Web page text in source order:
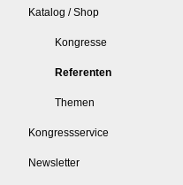
Katalog / Shop
Kongresse
Referenten
Themen
Kongressservice
Newsletter